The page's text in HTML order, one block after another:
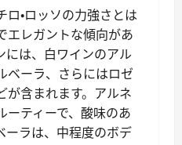
・ロッソの力強さとは
エレガントな傾向があ
には、白ワインのアル
ベーラ、さらにはロゼ
が含まれます。アルネ
ーティーで、酸味のあ
ーラは、中程度のボデ